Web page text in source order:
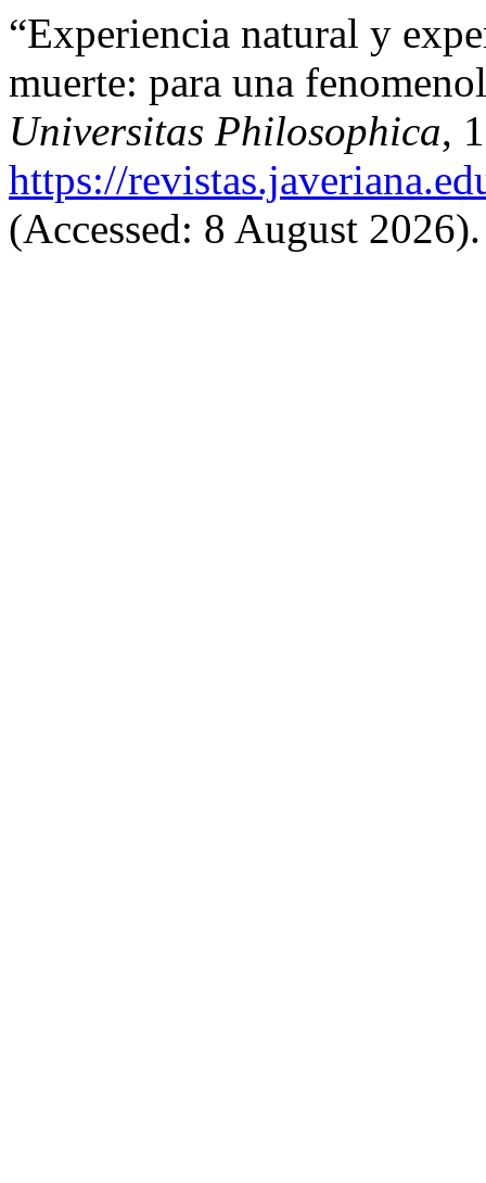
“Experiencia natural y
muerte: para una
Universitas Philosophica,
https://
(Accessed: 8 August 2026).